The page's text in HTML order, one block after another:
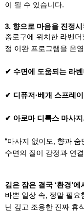
이 될 수 있습니다.
3. 향으로 마음을 진정
종로구에 위치한 라벤더
정 이완 프로그램을 운
✔ 수면에 도움되는 라
✔ 디퓨저·베개 스프레
✔ 아로마 디톡스 마사
“마사지 없이도, 향과
수면의 질이 감정과 연
깊은 잠은 결국 ‘환경’
바쁜 일상 속, 정말 필요
닌 깊고 조용한 진짜 휴